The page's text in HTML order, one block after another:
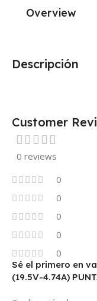
Descripción
Overview
Customer
0 reviews
0
0
0
0
0
Sé el primero en
(19.5V-4.74A)